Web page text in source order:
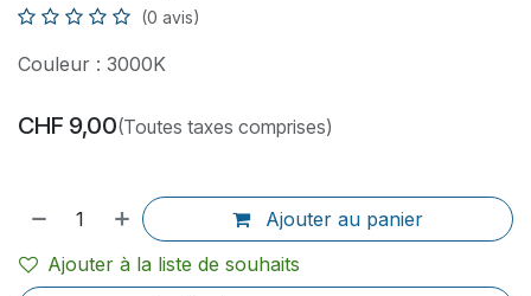
(0 avis)
Couleur : 3000K
CHF 9,00(Toutes taxes comprises)
Ajouter au panier
Ajouter à la liste de souhaits